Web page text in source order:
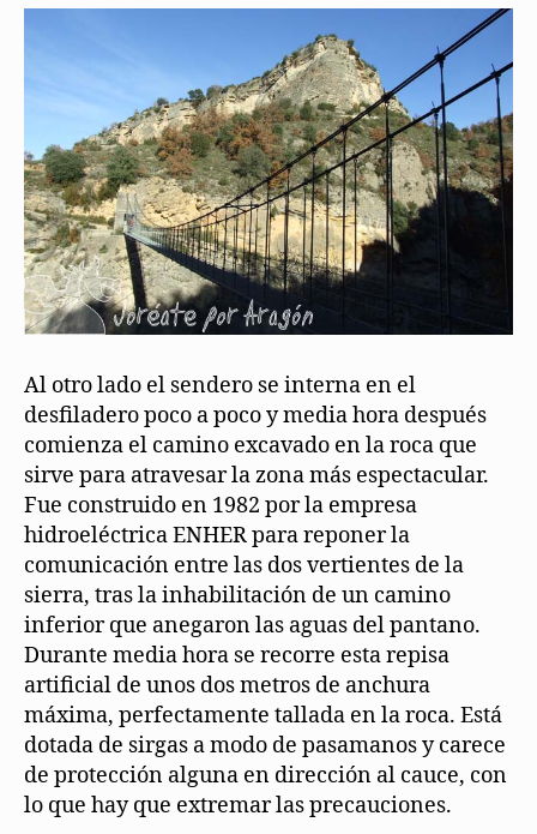
Al otro lado el sendero se interna en el
desfiladero poco a poco y media hora después
comienza el camino excavado en la roca que
sirve para atravesar la zona más espectacular.
Fue construido en 1982 por la empresa
hidroeléctrica ENHER para reponer la
comunicación entre las dos vertientes de la
sierra, tras la inhabilitación de un camino
inferior que anegaron las aguas del pantano.
Durante media hora se recorre esta repisa
artificial de unos dos metros de anchura
máxima, perfectamente tallada en la roca. Está
dotada de sirgas a modo de pasamanos y carece
de protección alguna en dirección al cauce, con
lo que hay que extremar las precauciones.